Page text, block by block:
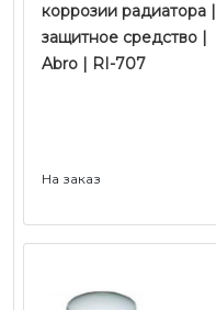
коррозии радиатора |
защитное средство |
Abro | RI-707
На заказ